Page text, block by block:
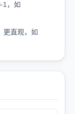
1，如
更直观，如